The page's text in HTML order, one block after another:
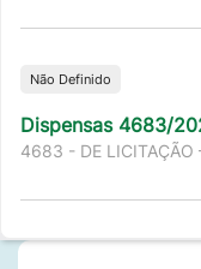
Não Definido
Dispensas 4683/
4683 - DE